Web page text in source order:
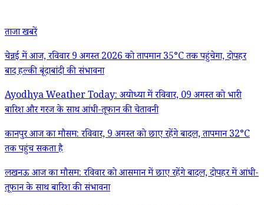
ताजा खबरें
चेन्नई में आज, रविवार 9 अगस्त 2026 को तापमान 35°C तक पहुंचेगा, दोपहर
बाद हल्की बूंदाबांदी की संभावना
Ayodhya Weather Today: अयोध्या में रविवार, 09 अगस्त को भारी
बारिश और गरज के साथ आंधी-तूफान की चेतावनी
कानपुर आज का मौसम: रविवार, 9 अगस्त को छाए रहेंगे बादल, तापमान 32°C
तक पहुंच सकता है
लखनऊ आज का मौसम: रविवार को आसमान में छाए रहेंगे बादल, दोपहर में आंधी-
तूफान के साथ बारिश की संभावना